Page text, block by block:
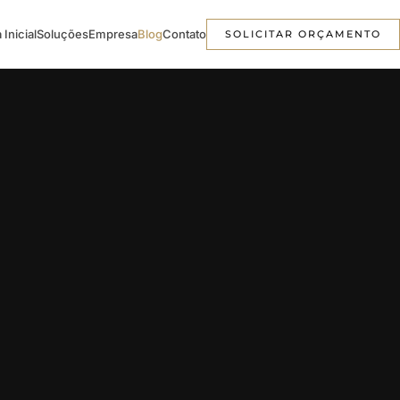
InicialSoluçõesEmpresaBlogContato SOLICITAR ORÇAMENTO